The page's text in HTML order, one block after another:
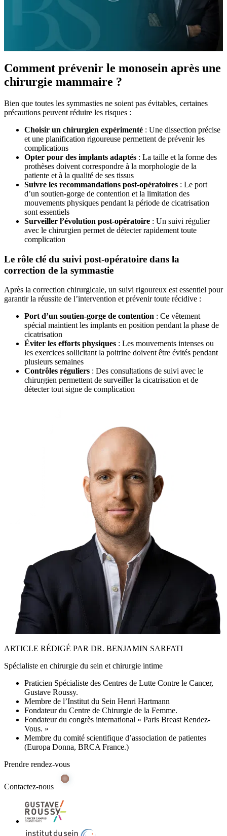
Comment prévenir le monosein après une
chirurgie mammaire ?
Bien que toutes les symmasties ne soient pas évitables, certaines
précautions peuvent réduire les risques :
Choisir un chirurgien expérimenté : Une dissection précise
et une planification rigoureuse permettent de prévenir les
complications
Opter pour des implants adaptés : La taille et la forme des
prothèses doivent correspondre à la morphologie de la
patiente et à la qualité de ses tissus
Suivre les recommandations post-opératoires : Le port
d’un soutien-gorge de contention et la limitation des
mouvements physiques pendant la période de cicatrisation
sont essentiels
Surveiller l’évolution post-opératoire : Un suivi régulier
avec le chirurgien permet de détecter rapidement toute
complication
Le rôle clé du suivi post-opératoire dans la
correction de la symmastie
Après la correction chirurgicale, un suivi rigoureux est essentiel pour
garantir la réussite de l’intervention et prévenir toute récidive :
Port d’un soutien-gorge de contention : Ce vêtement
spécial maintient les implants en position pendant la phase de
cicatrisation
Éviter les efforts physiques : Les mouvements intenses ou
les exercices sollicitant la poitrine doivent être évités pendant
plusieurs semaines
Contrôles réguliers : Des consultations de suivi avec le
chirurgien permettent de surveiller la cicatrisation et de
détecter tout signe de complication
ARTICLE RÉDIGÉ PAR DR. BENJAMIN SARFATI
Spécialiste en chirurgie du sein et chirurgie intime
Praticien Spécialiste des Centres de Lutte Contre le Cancer,
Gustave Roussy.
Membre de l’Institut du Sein Henri Hartmann
Fondateur du Centre de Chirurgie de la Femme.
Fondateur du congrès international « Paris Breast Rendez-
Vous. »
Membre du comité scientifique d’association de patientes
(Europa Donna, BRCA France.)
Prendre rendez-vous
Contactez-nous